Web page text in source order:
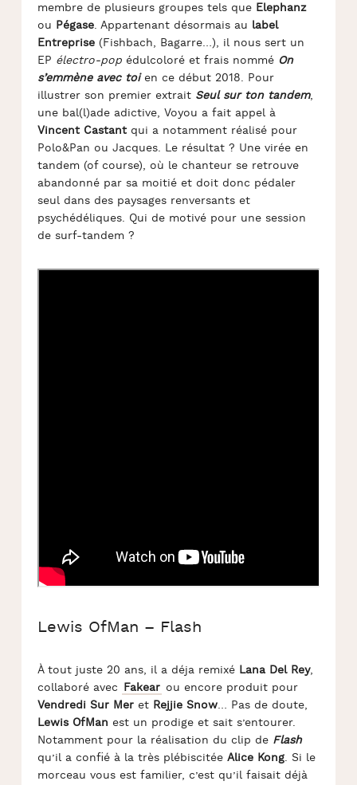
membre de plusieurs groupes tels que Elephanz
ou Pégase. Appartenant désormais au label
Entreprise(Fishbach, Bagarre…), il nous sert un
EP électro-pop édulcoloré et frais nommé On
s’emmène avec toien ce début 2018. Pour
illustrer son premier extrait Seul sur ton tandem,
une bal(l)ade adictive, Voyou a fait appel à
Vincent Castantqui a notamment réalisé pour
Polo&Pan ou Jacques. Le résultat ? Une virée en
tandem (of course), où le chanteur se retrouve
abandonné par sa moitié et doit donc pédaler
seul dans des paysages renversants et
psychédéliques. Qui de motivé pour une session
de surf-tandem ?
Lewis OfMan – Flash
À tout juste 20 ans, il a déja remixé Lana Del Rey,
collaboré avec Fakear ou encore produit pour
Vendredi Sur Meret Rejjie Snow… Pas de doute,
Lewis OfMan est un prodige et sait s’entourer.
Notamment pour la réalisation du clip de Flash
qu’il a confié à la très plébiscitée Alice Kong. Si le
morceau vous est familier, c’est qu’il faisait déjà